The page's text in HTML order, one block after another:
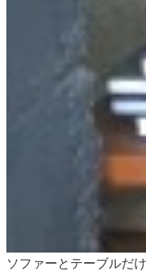
ソファーとテーブルだ